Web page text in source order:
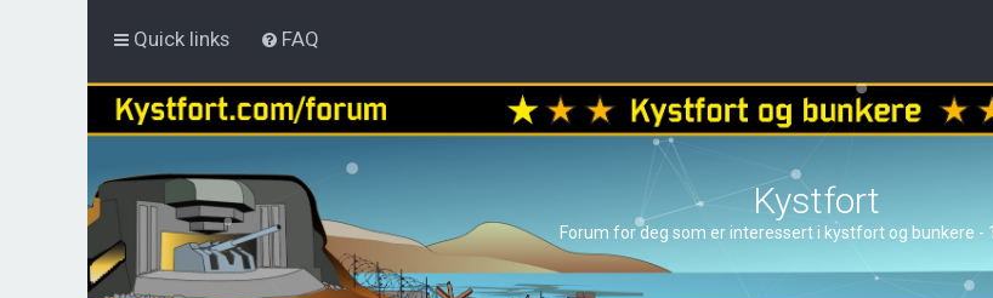
Quick links FAQ
Kystfort
Forum for deg som er interessert i kystfort og bunkere -